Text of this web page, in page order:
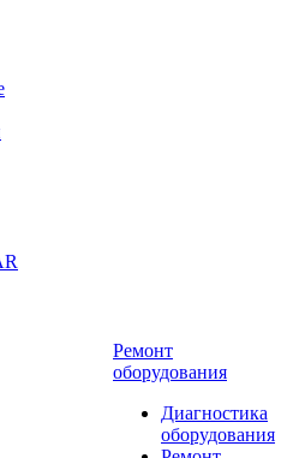
Ремонт
оборудования
Диагностика
оборудования